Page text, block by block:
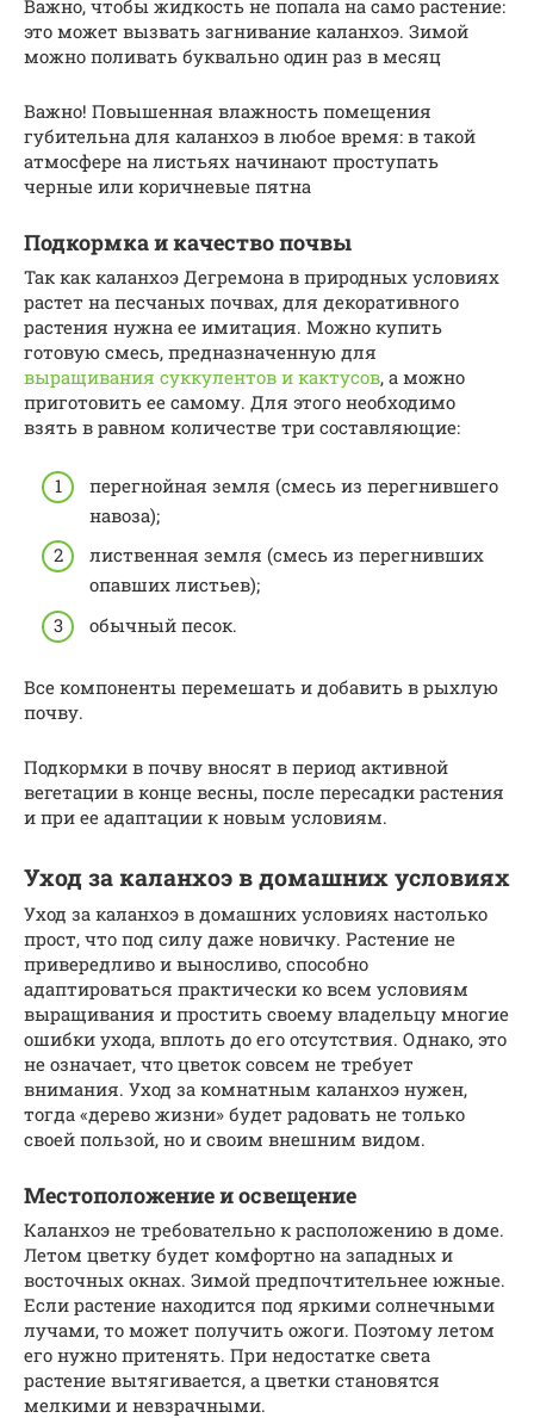
Важно, чтобы жидкость не попала на само растение:
это может вызвать загнивание каланхоэ. Зимой
можно поливать буквально один раз в месяц
Важно! Повышенная влажность помещения
губительна для каланхоэ в любое время: в такой
атмосфере на листьях начинают проступать
черные или коричневые пятна
Подкормка и качество почвы
Так как каланхоэ Дегремона в природных условиях
растет на песчаных почвах, для декоративного
растения нужна ее имитация. Можно купить
готовую смесь, предназначенную для
выращивания суккулентов и кактусов, а можно
приготовить ее самому. Для этого необходимо
взять в равном количестве три составляющие:
перегнойная земля (смесь из перегнившего
навоза);
лиственная земля (смесь из перегнивших
опавших листьев);
обычный песок.
Все компоненты перемешать и добавить в рыхлую
почву.
Подкормки в почву вносят в период активной
вегетации в конце весны, после пересадки растения
и при ее адаптации к новым условиям.
Уход за каланхоэ в домашних условиях
Уход за каланхоэ в домашних условиях настолько
прост, что под силу даже новичку. Растение не
привередливо и выносливо, способно
адаптироваться практически ко всем условиям
выращивания и простить своему владельцу многие
ошибки ухода, вплоть до его отсутствия. Однако, это
не означает, что цветок совсем не требует
внимания. Уход за комнатным каланхоэ нужен,
тогда «дерево жизни» будет радовать не только
своей пользой, но и своим внешним видом.
Местоположение и освещение
Каланхоэ не требовательно к расположению в доме.
Летом цветку будет комфортно на западных и
восточных окнах. Зимой предпочтительнее южные.
Если растение находится под яркими солнечными
лучами, то может получить ожоги. Поэтому летом
его нужно притенять. При недостатке света
растение вытягивается, а цветки становятся
мелкими и невзрачными.